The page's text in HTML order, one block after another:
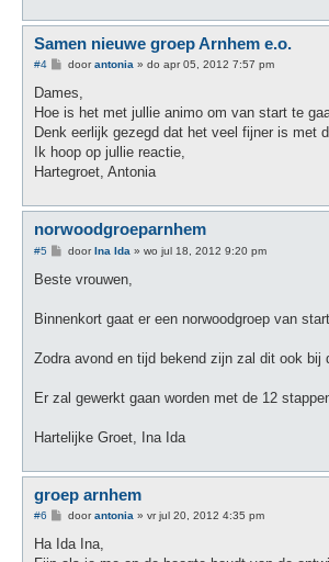
Samen nieuwe groep Arnhem e.o.
#4
B
r
c
h
doorantonia» do apr 05, 2012 7:57 pm
Dames,
Hoe is het met jullie animo om van start te
Denk eerlijk gezegd dat het veel fijner is met
Ik hoop op jullie reactie,
Hartegroet, Antonia
norwoodgroeparnhem
#5
B
r
h
doorIna Ida » wo jul 18, 2012 9:20 pm
Beste vrouwen,
Binnenkort gaat er een norwoodgroep van
Zodra avond en tijd bekend zijn zal dit ook bij
Er zal gewerkt gaan worden met de 12
Hartelijke Groet, Ina Ida
groep arnhem
#6
B
r
doorantonia» vr jul 20, 2012 4:35 pm
Ha Ida Ina,